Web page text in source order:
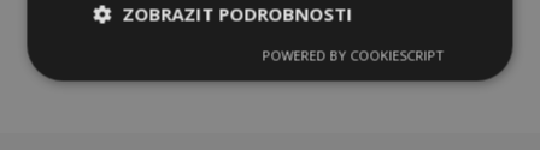
oblíbeným
ZOBRAZIT PODROBNOSTI
nutné
Výkonové
soubory
Soubory
cílení
POWERED BY COOKIESCRIPT